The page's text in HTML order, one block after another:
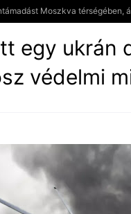
Moszkva térségében,
egy ukrán
védelmi